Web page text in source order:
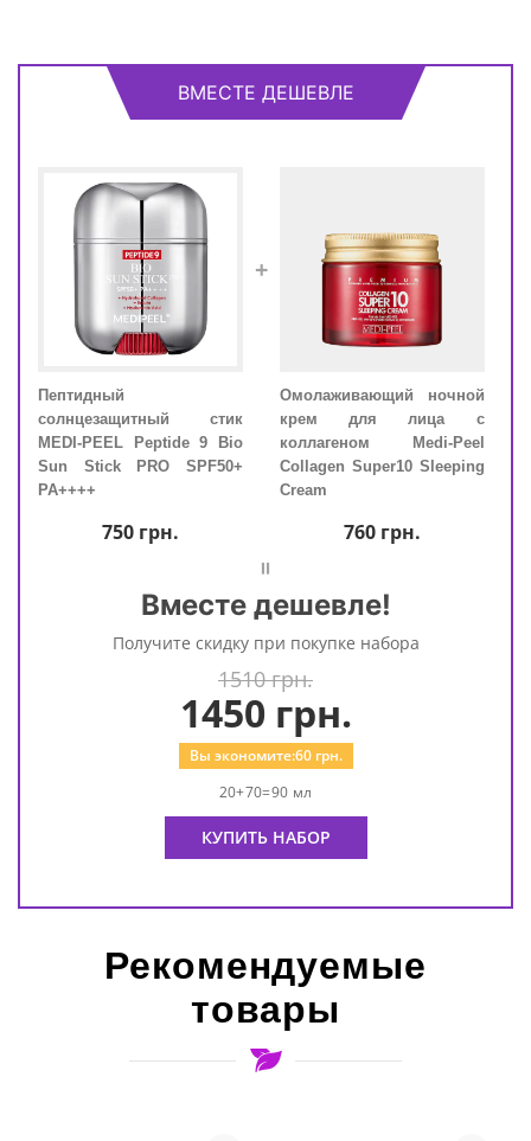
ВМЕСТЕ ДЕШЕВЛЕ
Пептидный
солнцезащитный стик
MEDI-PEEL Peptide 9 Bio
Sun Stick PRO SPF50+
PA++++
750грн.
+
Омолаживающий ночной
крем для лица с
коллагеном Medi-Peel
Collagen Super10 Sleeping
Cream
760грн.
=
Вместе дешевле!
Получите скидку при покупке набора
1510 грн.
1450грн.
Вы экономите:60грн.
20+70=90 мл
КУПИТЬ НАБОР
Рекомендуемые
товары